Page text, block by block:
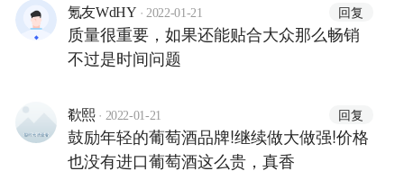
氪友WdHY · 2022-01-21 回复
质量很重要，如果还能贴合大众那么畅销
不过是时间问题
欷熙 · 2022-01-21 回复
鼓励年轻的葡萄酒品牌!继续做大做强!价格
也没有进口葡萄酒这么贵，真香